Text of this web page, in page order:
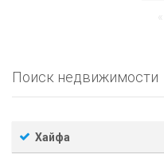
Поиск недвижимости
Хайфа